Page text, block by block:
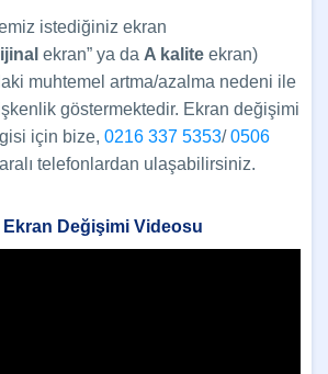
istediğiniz ekran
ekran” ya da A kaliteekran)
muhtemel artma/azalma nedeni ile
göstermektedir. Ekran değişimi
için bize, 0216 337 5353/0506
telefonlardan ulaşabilirsiniz.
Değişimi Videosu